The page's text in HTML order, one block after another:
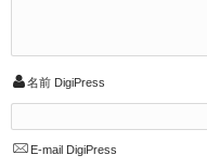
名前 DigiPress
E-mail DigiPress